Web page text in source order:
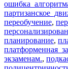
переобучение,
планирование,
экзаменам.,